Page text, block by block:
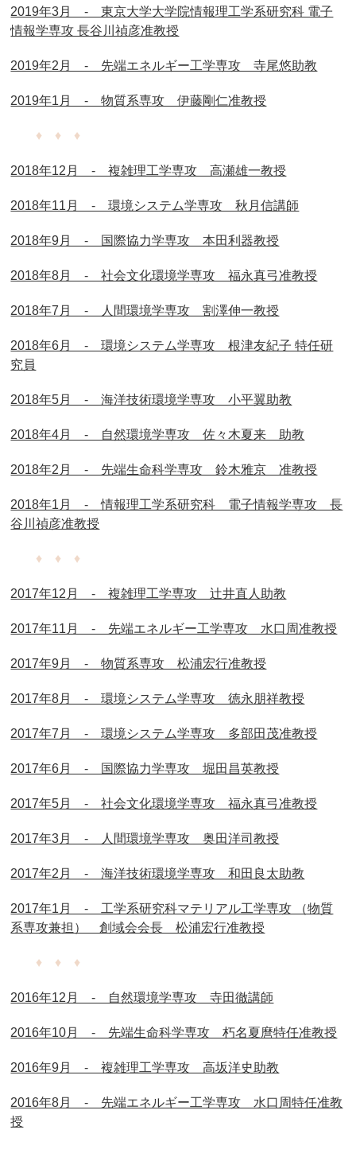
2019年3月 - 東京大学大学院情報理工学系研究科 電子
情報学専攻 長谷川禎彦准教授
2019年2月 - 先端エネルギー工学専攻 寺尾悠助教
2019年1月 - 物質系専攻 伊藤剛仁准教授
♦ ♦ ♦
2018年12月 - 複雑理工学専攻 高瀬雄一教授
2018年11月 - 環境システム学専攻 秋月信講師
2018年9月 - 国際協力学専攻 本田利器教授
2018年8月 - 社会文化環境学専攻 福永真弓准教授
2018年7月 - 人間環境学専攻 割澤伸一教授
2018年6月 - 環境システム学専攻 根津友紀子 特任研
究員
2018年5月 - 海洋技術環境学専攻 小平翼助教
2018年4月 - 自然環境学専攻 佐々木夏来 助教
2018年2月 - 先端生命科学専攻 鈴木雅京 准教授
2018年1月 - 情報理工学系研究科 電子情報学専攻 長
谷川禎彦准教授
♦ ♦ ♦
2017年12月 - 複雑理工学専攻 辻井直人助教
2017年11月 - 先端エネルギー工学専攻 水口周准教授
2017年9月 - 物質系専攻 松浦宏行准教授
2017年8月 - 環境システム学専攻 徳永朋祥教授
2017年7月 - 環境システム学専攻 多部田茂准教授
2017年6月 - 国際協力学専攻 堀田昌英教授
2017年5月 - 社会文化環境学専攻 福永真弓准教授
2017年3月 - 人間環境学専攻 奥田洋司教授
2017年2月 - 海洋技術環境学専攻 和田良太助教
2017年1月 - 工学系研究科マテリアル工学専攻 （物質
系専攻兼担） 創域会会長 松浦宏行准教授
♦ ♦ ♦
2016年12月 - 自然環境学専攻 寺田徹講師
2016年10月 - 先端生命科学専攻 朽名夏麿特任准教授
2016年9月 - 複雑理工学専攻 高坂洋史助教
2016年8月 - 先端エネルギー工学専攻 水口周特任准教
授